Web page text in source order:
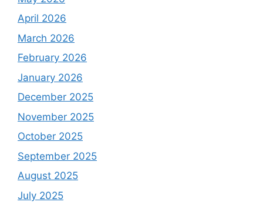
April 2026
March 2026
February 2026
January 2026
December 2025
November 2025
October 2025
September 2025
August 2025
July 2025